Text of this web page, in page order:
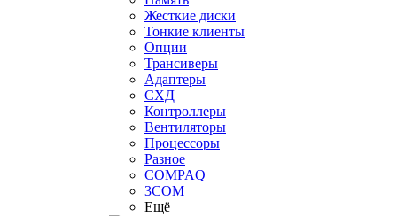
Жесткие диски
Тонкие клиенты
Опции
Трансиверы
Адаптеры
СХД
Контроллеры
Вентиляторы
Процессоры
Разное
COMPAQ
3COM
Ещё